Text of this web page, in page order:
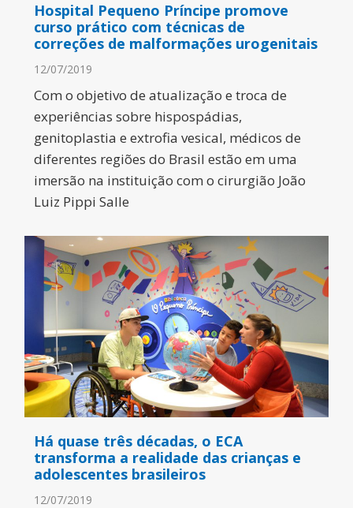
Hospital Pequeno Príncipe promove
curso prático com técnicas de
correções de malformações urogenitais
12/07/2019
Com o objetivo de atualização e troca de
experiências sobre hispospádias,
genitoplastia e extrofia vesical, médicos de
diferentes regiões do Brasil estão em uma
imersão na instituição com o cirurgião João
Luiz Pippi Salle
Há quase três décadas, o ECA
transforma a realidade das crianças e
adolescentes brasileiros
12/07/2019